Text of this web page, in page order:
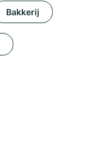
Bakkerij